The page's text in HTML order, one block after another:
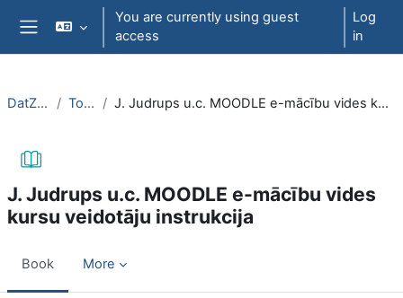
Skip to main content
You are currently using guest
access
Log
in
DatZT003 Topic 3 J. Judrups u.c. MOODLE e-mācību vides kursu veidotāju instrukcija
J. Judrups u.c. MOODLE e-mācību vides
kursu veidotāju instrukcija
Book More